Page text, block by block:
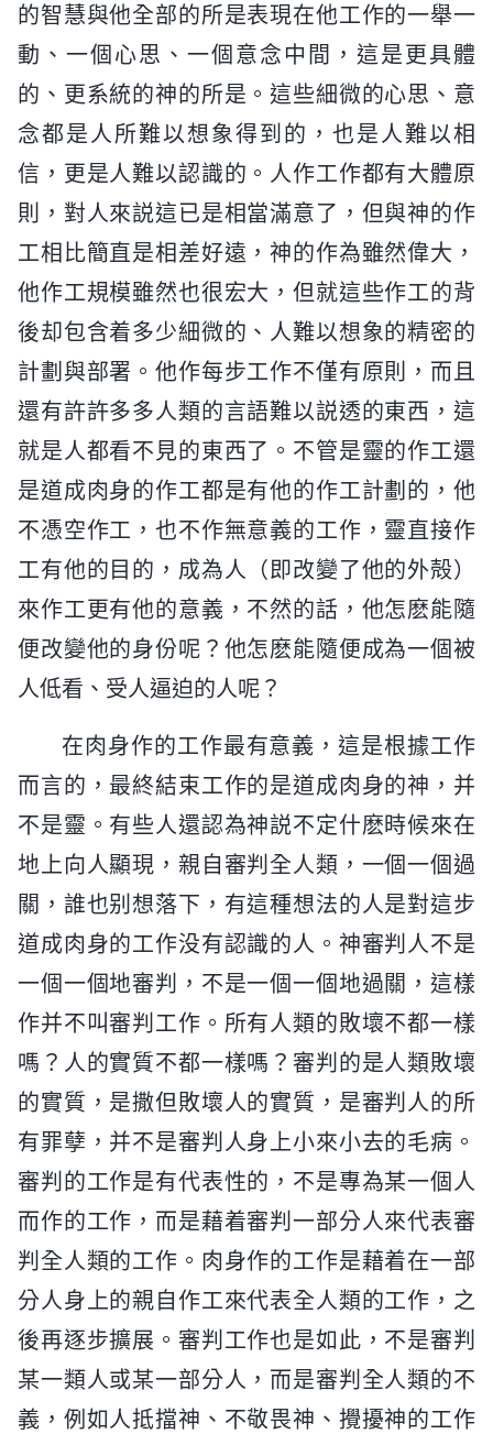
的智慧與他全部的所是表現在他工作的一舉一
動、一個心思、一個意念中間，這是更具體
的、更系統的神的所是。這些細微的心思、意
念都是人所難以想象得到的，也是人難以相
信，更是人難以認識的。人作工作都有大體原
則，對人來説這已是相當滿意了，但與神的作
工相比簡直是相差好遠，神的作為雖然偉大，
他作工規模雖然也很宏大，但就這些作工的背
後却包含着多少細微的、人難以想象的精密的
計劃與部署。他作每步工作不僅有原則，而且
還有許許多多人類的言語難以説透的東西，這
就是人都看不見的東西了。不管是靈的作工還
是道成肉身的作工都是有他的作工計劃的，他
不憑空作工，也不作無意義的工作，靈直接作
工有他的目的，成為人（即改變了他的外殻）
來作工更有他的意義，不然的話，他怎麽能隨
便改變他的身份呢？他怎麽能隨便成為一個被
人低看、受人逼迫的人呢？
在肉身作的工作最有意義，這是根據工作
而言的，最終結束工作的是道成肉身的神，并
不是靈。有些人還認為神説不定什麽時候來在
地上向人顯現，親自審判全人類，一個一個過
關，誰也别想落下，有這種想法的人是對這步
道成肉身的工作没有認識的人。神審判人不是
一個一個地審判，不是一個一個地過關，這樣
作并不叫審判工作。所有人類的敗壞不都一樣
嗎？人的實質不都一樣嗎？審判的是人類敗壞
的實質，是撒但敗壞人的實質，是審判人的所
有罪孽，并不是審判人身上小來小去的毛病。
審判的工作是有代表性的，不是專為某一個人
而作的工作，而是藉着審判一部分人來代表審
判全人類的工作。肉身作的工作是藉着在一部
分人身上的親自作工來代表全人類的工作，之
後再逐步擴展。審判工作也是如此，不是審判
某一類人或某一部分人，而是審判全人類的不
義，例如人抵擋神、不敬畏神、攪擾神的工作